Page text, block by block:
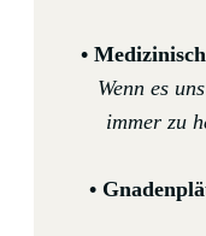
•
Wenn es
immer zu
•